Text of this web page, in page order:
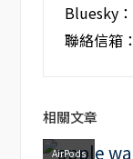
Bluesky：
聯絡信箱：
相關文章
AirPods